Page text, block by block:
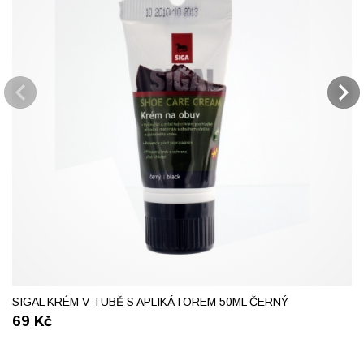
SIGAL KRÉM V TUBĚ S APLIKÁTOREM 50ML ČERNÝ
69 Kč